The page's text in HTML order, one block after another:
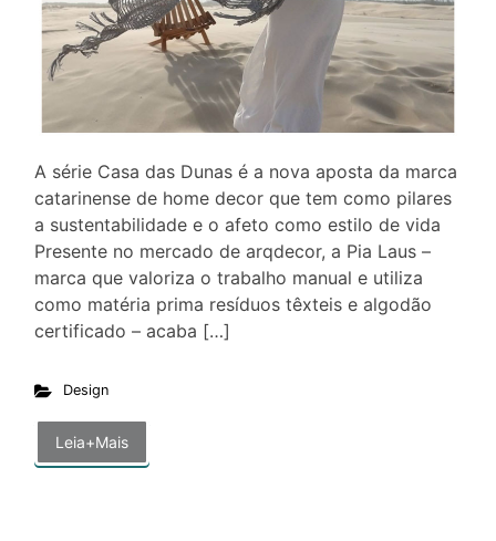
A série Casa das Dunas é a nova aposta da marca
catarinense de home decor que tem como pilares
a sustentabilidade e o afeto como estilo de vida
Presente no mercado de arqdecor, a Pia Laus –
marca que valoriza o trabalho manual e utiliza
como matéria prima resíduos têxteis e algodão
certificado – acaba […]
Design
Leia+Mais